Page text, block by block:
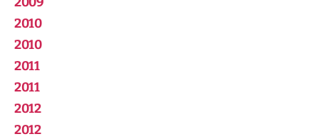
2010
2010
2011
2011
2012
2012